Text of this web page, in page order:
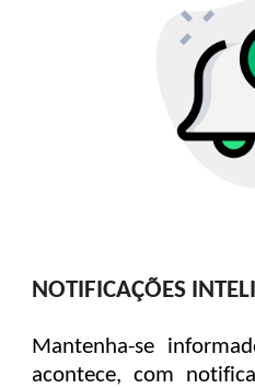
NOTIFICAÇÕES
Mantenha-se
acontece, com